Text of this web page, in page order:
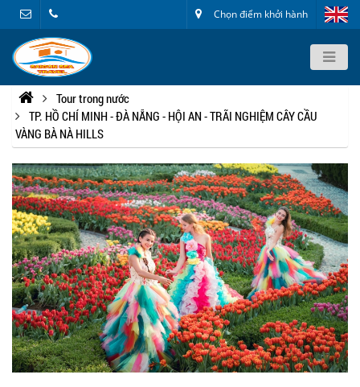
Chọn điểm khởi hành
Tour trong nước
TP. HỒ CHÍ MINH - ĐÀ NẴNG - HỘI AN - TRÃI NGHIỆM CÂY CẦU
VÀNG BÀ NÀ HILLS